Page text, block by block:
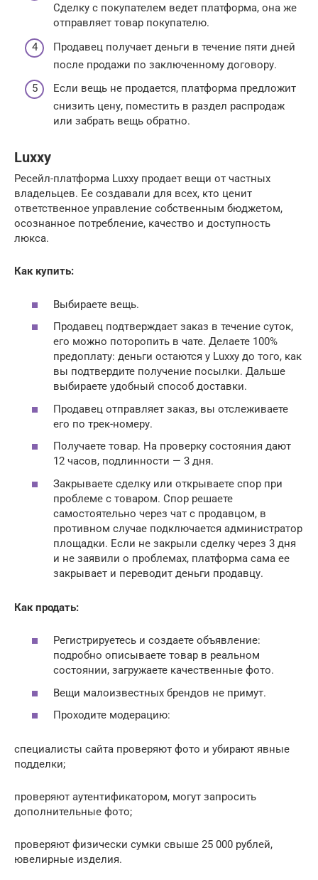
Сделку с покупателем ведет платформа, она же
отправляет товар покупателю.
Продавец получает деньги в течение пяти дней
после продажи по заключенному договору.
Если вещь не продается, платформа предложит
снизить цену, поместить в раздел распродаж
или забрать вещь обратно.
Luxxy
Ресейл-платформа Luxxy продает вещи от частных
владельцев. Ее создавали для всех, кто ценит
ответственное управление собственным бюджетом,
осознанное потребление, качество и доступность
люкса.
Как купить:
Выбираете вещь.
Продавец подтверждает заказ в течение суток,
его можно поторопить в чате. Делаете 100%
предоплату: деньги остаются у Luxxy до того, как
вы подтвердите получение посылки. Дальше
выбираете удобный способ доставки.
Продавец отправляет заказ, вы отслеживаете
его по трек-номеру.
Получаете товар. На проверку состояния дают
12 часов, подлинности — 3 дня.
Закрываете сделку или открываете спор при
проблеме с товаром. Спор решаете
самостоятельно через чат с продавцом, в
противном случае подключается администратор
площадки. Если не закрыли сделку через 3 дня
и не заявили о проблемах, платформа сама ее
закрывает и переводит деньги продавцу.
Как продать:
Регистрируетесь и создаете объявление:
подробно описываете товар в реальном
состоянии, загружаете качественные фото.
Вещи малоизвестных брендов не примут.
Проходите модерацию:
специалисты сайта проверяют фото и убирают явные
подделки;
проверяют аутентификатором, могут запросить
дополнительные фото;
проверяют физически сумки свыше 25 000 рублей,
ювелирные изделия.